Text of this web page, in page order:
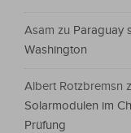
Asam zu Paraguay
Washington
Albert Rotzbremsn
Solarmodulen im
Prüfung